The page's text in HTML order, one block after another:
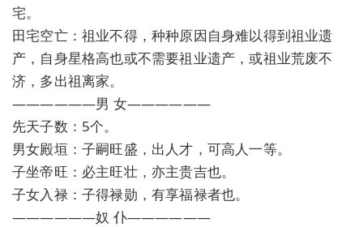
宅。
田宅空亡：祖业不得，种种原因自身难以得到祖业遗
产，自身星格高也或不需要祖业遗产，或祖业荒废不
济，多出祖离家。
——————男 女——————
先天子数：5个。
男女殿垣：子嗣旺盛，出人才，可高人一等。
子坐帝旺：必主旺壮，亦主贵吉也。
子女入禄：子得禄勋，有享福禄者也。
——————奴 仆——————